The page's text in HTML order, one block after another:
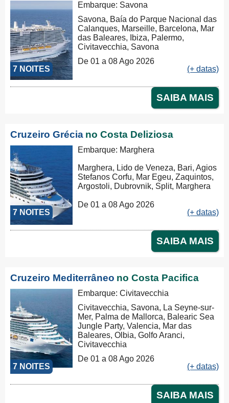
7 NOITES
Embarque: Savona
Savona, Baía do Parque Nacional das
Calanques, Marseille, Barcelona, Mar
das Baleares, Ibiza, Palermo,
Civitavecchia, Savona
De 01 a 08 Ago 2026
(+ datas)
SAIBA MAIS
Cruzeiro Grécia no Costa Deliziosa
7 NOITES
Embarque: Marghera
Marghera, Lido de Veneza, Bari, Agios
Stefanos Corfu, Mar Egeu, Zaquintos,
Argostoli, Dubrovnik, Split, Marghera
De 01 a 08 Ago 2026
(+ datas)
SAIBA MAIS
Cruzeiro Mediterrâneo no Costa Pacifica
7 NOITES
Embarque: Civitavecchia
Civitavecchia, Savona, La Seyne-sur-
Mer, Palma de Mallorca, Balearic Sea
Jungle Party, Valencia, Mar das
Baleares, Olbia, Golfo Aranci,
Civitavecchia
De 01 a 08 Ago 2026
(+ datas)
SAIBA MAIS